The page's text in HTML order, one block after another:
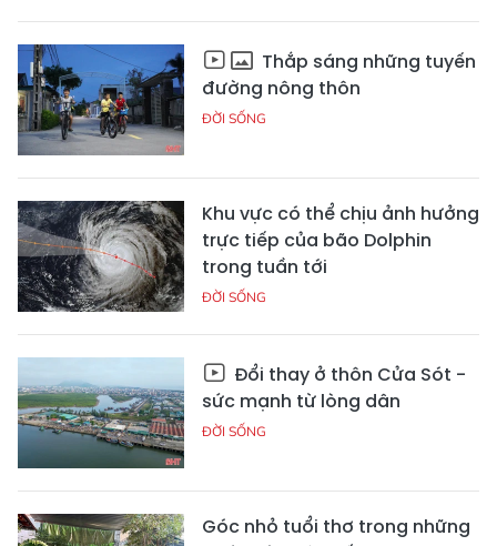
Thắp sáng những tuyến
đường nông thôn
ĐỜI SỐNG
Khu vực có thể chịu ảnh hưởng
trực tiếp của bão Dolphin
trong tuần tới
ĐỜI SỐNG
Đổi thay ở thôn Cửa Sót -
sức mạnh từ lòng dân
ĐỜI SỐNG
Góc nhỏ tuổi thơ trong những